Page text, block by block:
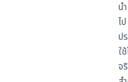
นำ
ไป
ป
ใ
จ